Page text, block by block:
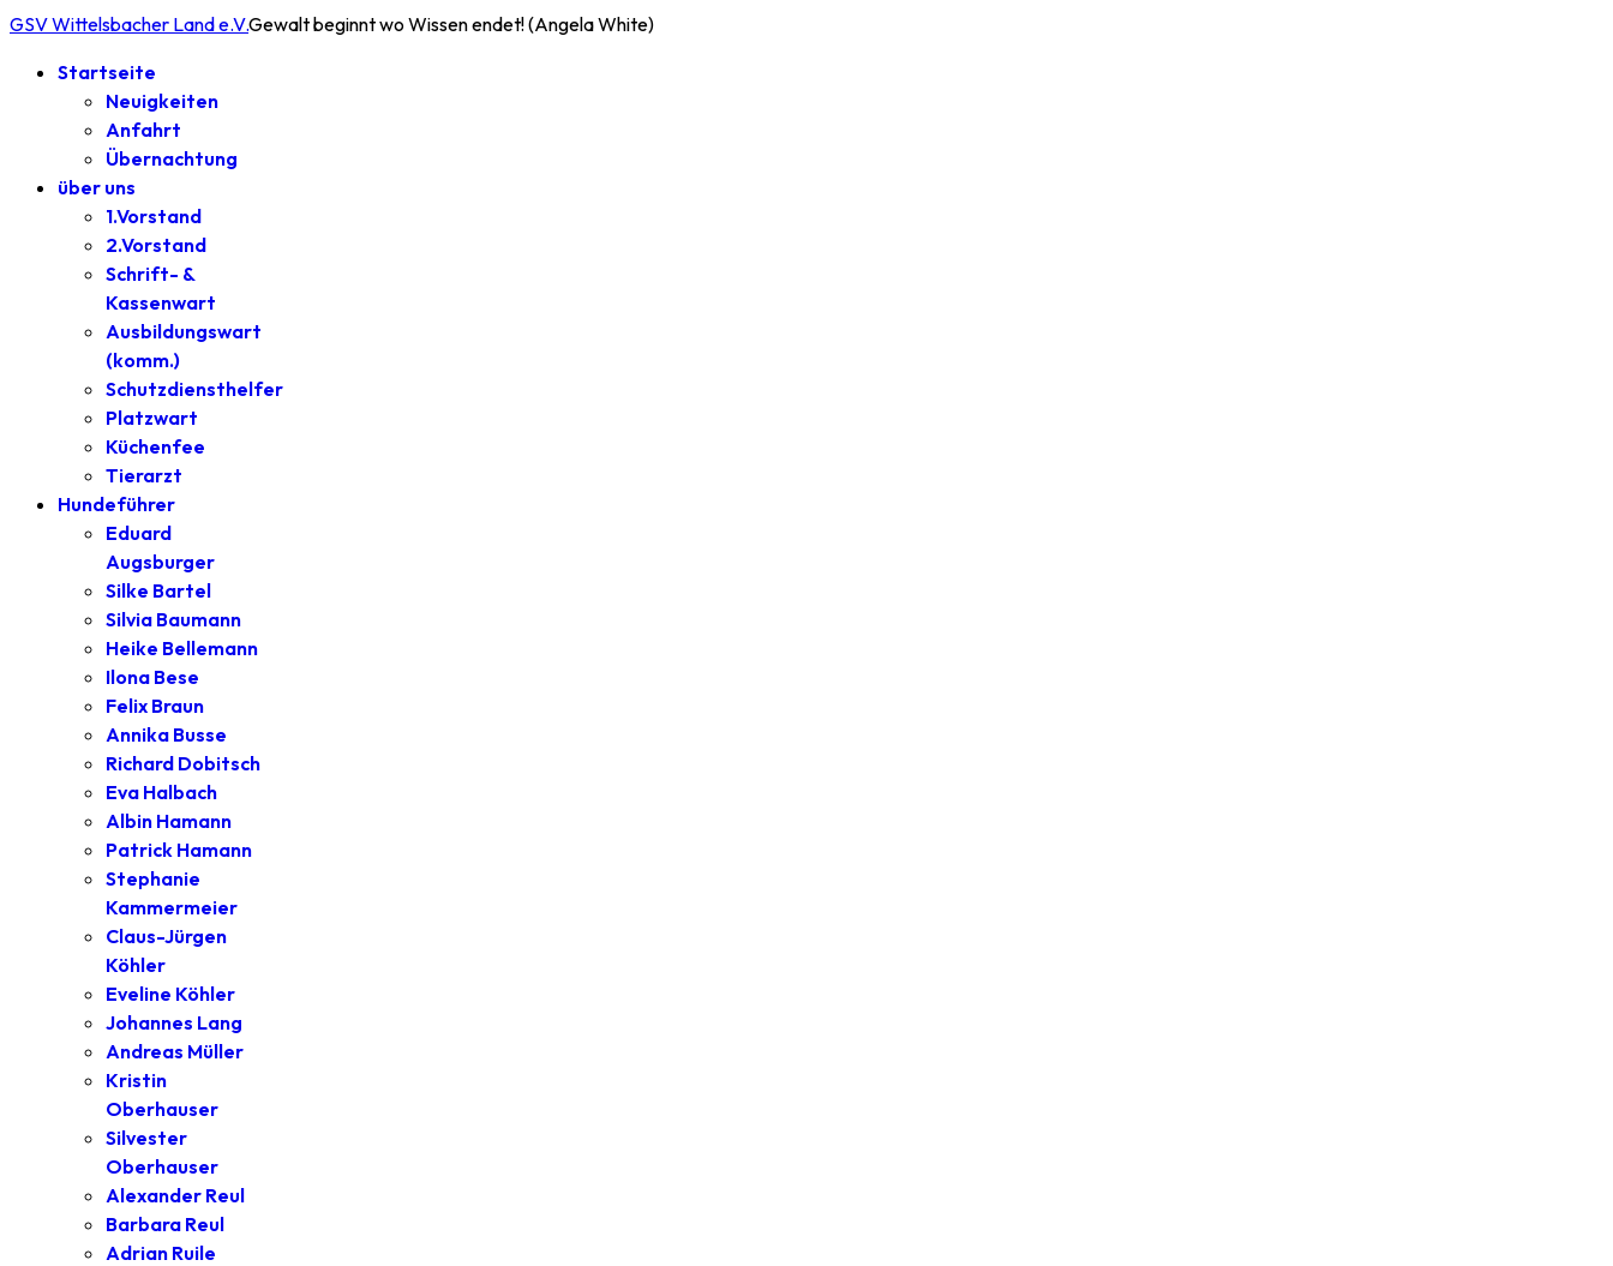
GSV Wittelsbacher Land e.V.Gewalt beginnt wo Wissen endet! (Angela White)
Startseite
Neuigkeiten
Anfahrt
Übernachtung
über uns
1.Vorstand
2.Vorstand
Schrift- &
Kassenwart
Ausbildungswart
(komm.)
Schutzdiensthelfer
Platzwart
Küchenfee
Tierarzt
Hundeführer
Eduard
Augsburger
Silke Bartel
Silvia Baumann
Heike Bellemann
Ilona Bese
Felix Braun
Annika Busse
Richard Dobitsch
Eva Halbach
Albin Hamann
Patrick Hamann
Stephanie
Kammermeier
Claus-Jürgen
Köhler
Eveline Köhler
Johannes Lang
Andreas Müller
Kristin
Oberhauser
Silvester
Oberhauser
Alexander Reul
Barbara Reul
Adrian Ruile